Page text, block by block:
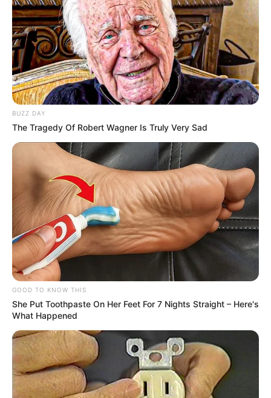
BUZZ DAY
The Tragedy Of Robert Wagner Is Truly Very Sad
GOOD TO KNOW THIS
She Put Toothpaste On Her Feet For 7 Nights Straight – Here's
What Happened